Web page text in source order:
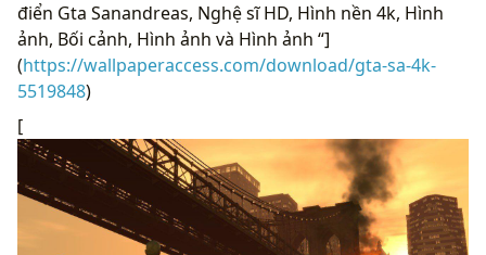
điển Gta Sanandreas, Nghệ sĩ HD, Hình nền 4k, Hình
ảnh, Bối cảnh, Hình ảnh và Hình ảnh “]
(https://wallpaperaccess.com/download/gta-sa-4k-
5519848)
[